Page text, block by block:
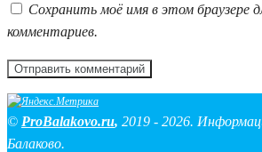
Сохранить моё имя в этом браузере
комментариев.
© ProBalakovo.ru, 2019 - 2026.
Балаково.